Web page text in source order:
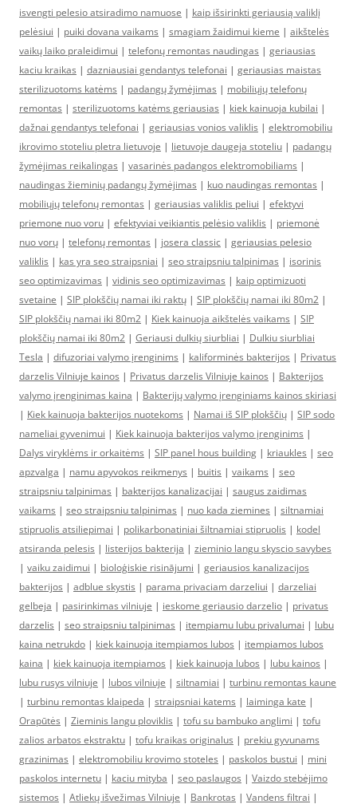
isvengti pelesio atsiradimo namuose | kaip išsirinkti geriausią valiklį
pelėsiui | puiki dovana vaikams | smagiam žaidimui kieme | aikštelės
vaikų laiko praleidimui | telefonų remontas naudingas | geriausias
kaciu kraikas | dazniausiai gendantys telefonai | geriausias maistas
sterilizuotoms katėms | padangų žymėjimas | mobiliųjų telefonų
remontas | sterilizuotoms katėms geriausias | kiek kainuoja kubilai |
dažnai gendantys telefonai | geriausias vonios valiklis | elektromobiliu
ikrovimo stoteliu pletra lietuvoje | lietuvoje daugeja stoteliu | padangų
žymėjimas reikalingas | vasarinės padangos elektromobiliams |
naudingas žieminių padangų žymėjimas | kuo naudingas remontas |
mobiliųjų telefonų remontas | geriausias valiklis peliui | efektyvi
priemone nuo voru | efektyviai veikiantis pelėsio valiklis | priemonė
nuo vorų | telefonų remontas | josera classic | geriausias pelesio
valiklis | kas yra seo straipsniai | seo straipsniu talpinimas | isorinis
seo optimizavimas | vidinis seo optimizavimas | kaip optimizuoti
svetaine | SIP plokščių namai iki raktų | SIP plokščių namai iki 80m2 |
SIP plokščių namai iki 80m2 | Kiek kainuoja aikštelės vaikams | SIP
plokščių namai iki 80m2 | Geriausi dulkių siurbliai | Dulkiu siurbliai
Tesla | difuzoriai valymo įrenginims | kaliforminės bakterijos | Privatus
darzelis Vilniuje kainos | Privatus darzelis Vilniuje kainos | Bakterijos
valymo įrenginimas kaina | Bakterijų valymo įrenginiams kainos skiriasi
| Kiek kainuoja bakterijos nuotekoms | Namai iš SIP plokščių | SIP sodo
nameliai gyvenimui | Kiek kainuoja bakterijos valymo įrenginims |
Dalys viryklėms ir orkaitėms | SIP panel hous building | kriaukles | seo
apzvalga | namu apyvokos reikmenys | buitis | vaikams | seo
straipsniu talpinimas | bakterijos kanalizacijai | saugus zaidimas
vaikams | seo straipsniu talpinimas | nuo kada ziemines | siltnamiai
stipruolis atsiliepimai | polikarbonatiniai šiltnamiai stipruolis | kodel
atsiranda pelesis | listerijos bakterija | zieminio langu skyscio savybes
| vaiku zaidimui | bioloģiskie risinājumi | geriausios kanalizacijos
bakterijos | adblue skystis | parama privaciam darzeliui | darzeliai
gelbeja | pasirinkimas vilniuje | ieskome geriausio darzelio | privatus
darzelis | seo straipsniu talpinimas | itempiamu lubu privalumai | lubu
kaina netrukdo | kiek kainuoja itempiamos lubos | itempiamos lubos
kaina | kiek kainuoja itempiamos | kiek kainuoja lubos | lubu kainos |
lubu rusys vilniuje | lubos vilniuje | siltnamiai | turbinu remontas kaune
| turbinu remontas klaipeda | straipsniai katems | laiminga kate |
Orapūtės | Zieminis langu ploviklis | tofu su bambuko anglimi | tofu
zalios arbatos ekstraktu | tofu kraikas originalus | prekiu gyvunams
grazinimas | elektromobiliu krovimo stoteles | paskolos bustui | mini
paskolos internetu | kaciu mityba | seo paslaugos | Vaizdo stebėjimo
sistemos | Atliekų išvežimas Vilniuje | Bankrotas | Vandens filtrai |